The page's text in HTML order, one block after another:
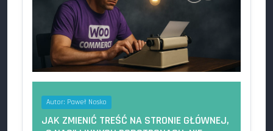
Autor: Paweł Nosko
JAK ZMIENIĆ TREŚĆ NA STRONIE GŁÓWNEJ,